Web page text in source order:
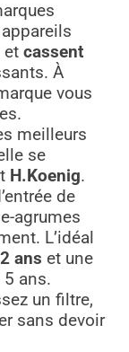
et cassent
À
vous
meilleurs
se
H.Koenig.
de
agrumes
L’idéal
2 ans et une
ans.
un filtre,
sans devoir